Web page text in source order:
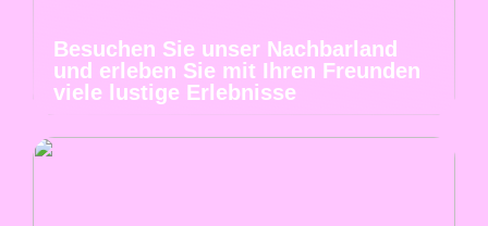
Besuchen Sie unser Nachbarland
und erleben Sie mit Ihren Freunden
viele lustige Erlebnisse